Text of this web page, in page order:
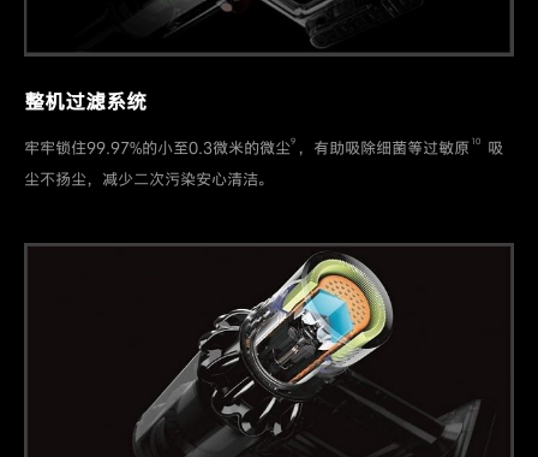
整机过滤系统
牢牢锁住99.97%的小至0.3微米的微尘9 ，有助吸除细菌等过敏原 10
吸
尘不扬尘，减少二次污染安心清洁。